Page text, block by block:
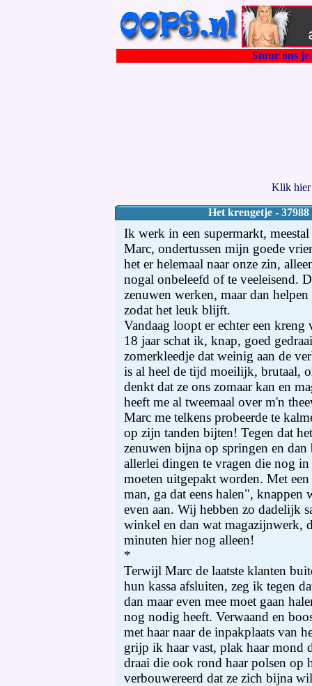
Stuur ons
Klik hier
Het krengetje - 37988
Ik werk in een supermarkt,
Marc, ondertussen mijn goede
het er helemaal naar onze zin,
nogal onbeleefd of te veeleisend.
zenuwen werken, maar dan
zodat het leuk blijft.
Vandaag loopt er echter een
18 jaar schat ik, knap, goed
zomerkleedje dat weinig aan de
is al heel de tijd moeilijk, brutaal,
denkt dat ze ons zomaar kan en
heeft me al tweemaal over m'n
Marc me telkens probeerde te
op zijn tanden bijten! Tegen dat
zenuwen bijna op springen en
allerlei dingen te vragen die nog
moeten uitgepakt worden. Met
man, ga dat eens halen", knappen
even aan. Wij hebben zo dadelijk
winkel en dan wat magazijnwerk,
minuten hier nog alleen!
*
Terwijl Marc de laatste klanten
hun kassa afsluiten, zeg ik tegen
dan maar even mee moet gaan
nog nodig heeft. Verwaand en
met haar naar de inpakplaats van
grijp ik haar vast, plak haar mond
draai die ook rond haar polsen op
verbouwereerd dat ze zich bijna